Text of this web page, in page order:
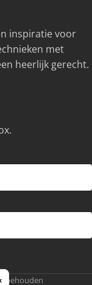
inspiratie voor
met
heerlijk gerecht.